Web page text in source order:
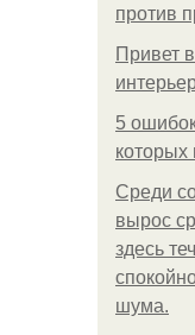
против
Привет
5
которых
Среди
вырос
здесь
шума.